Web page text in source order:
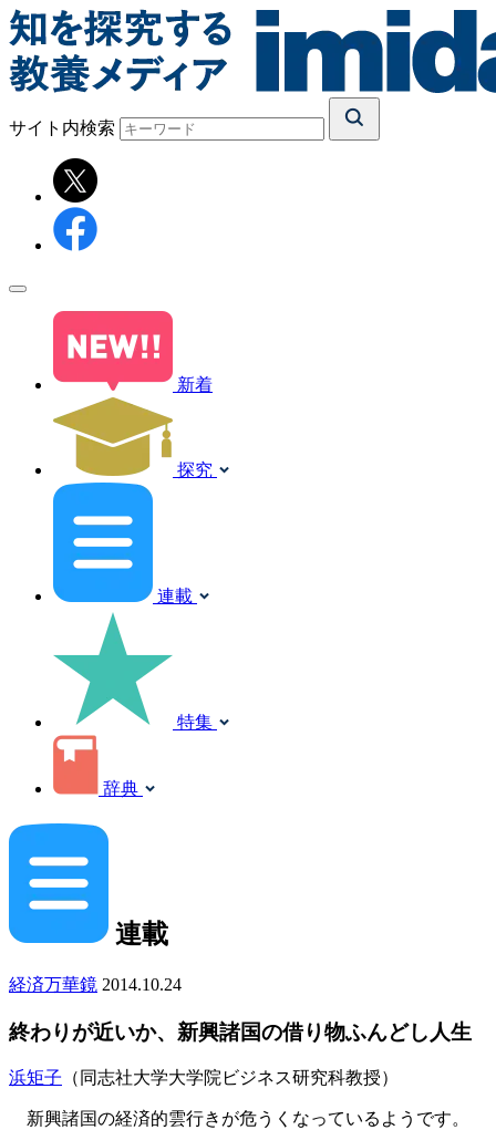
サイト内検索
新着
探究
連載
特集
辞典
連載
経済万華鏡 2014.10.24
終わりが近いか、新興諸国の借り物ふんどし人生
浜矩子 （同志社大学大学院ビジネス研究科教授）
新興諸国の経済的雲行きが危うくなっているようです。